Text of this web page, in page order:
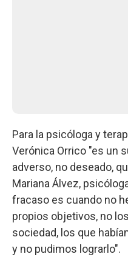
Para la psicóloga y
Verónica Orrico "es un
adverso, no deseado,
Mariana Álvez,
fracaso es cuando no
propios objetivos, no
sociedad, los que
y no pudimos lograrlo".